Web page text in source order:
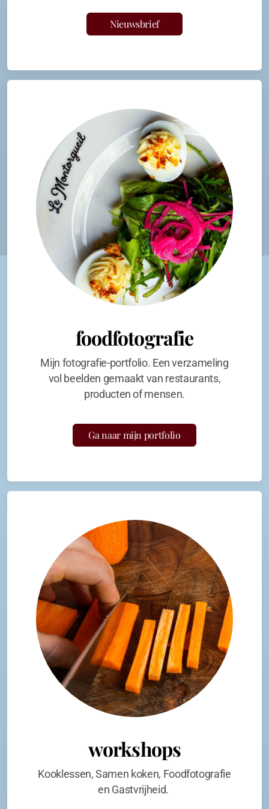
Nieuwsbrief
foodfotografie
Mijn fotografie-portfolio. Een verzameling
vol beelden gemaakt van restaurants,
producten of mensen.
Ga naar mijn portfolio
workshops
Kooklessen, Samen koken, Foodfotografie
en Gastvrijheid.